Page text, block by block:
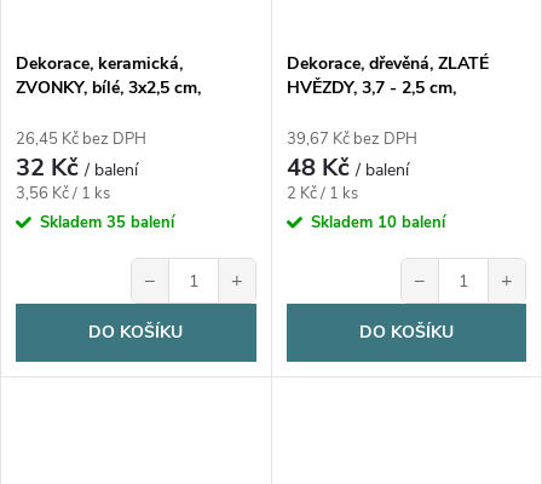
Dekorace, keramická,
ZVONKY, bílé, 3x2,5 cm,
26,45 Kč bez DPH
32 Kč/ balení
Měrná
cena:
3,56 Kč / 1 ks
Skladem 35 balení
− +
DO KOŠÍKU
Dekorace, dřevěná, ZLATÉ
HVĚZDY, 3,7 - 2,5 cm,
39,67 Kč bez DPH
48 Kč/ balení
Měrná
cena:
2 Kč / 1 ks
Skladem 10 balení
− +
DO KOŠÍKU